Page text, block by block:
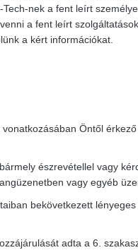
nek a fent leírt
a fent leírt
a kért információkat.
Öntől
észrevétellel vagy
vagy egyéb
bekövetkezett
adta a 6.